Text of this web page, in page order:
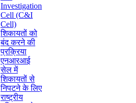
Investigation
Cell (C&I
Cell)
शिकायतों को
बंद करने की
प्रक्रिया
एनआरआई
सेल में
शिकायतों से
निपटने के लिए
राष्ट्रीय